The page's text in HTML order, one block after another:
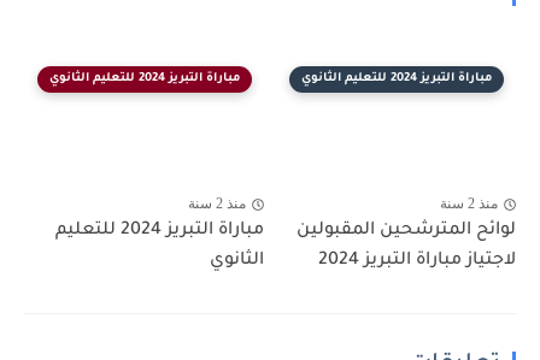
مباراة التبريز 2024 للتعليم الثانوي
منذ 2 سنة
لوائح المترشحين المقبولين
لاجتياز مباراة التبريز 2024
مباراة التبريز 2024 للتعليم الثانوي
منذ 2 سنة
مباراة التبريز 2024 للتعليم
الثانوي